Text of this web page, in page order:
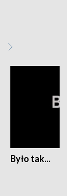
Było tak...